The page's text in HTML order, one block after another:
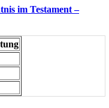
im Testament –